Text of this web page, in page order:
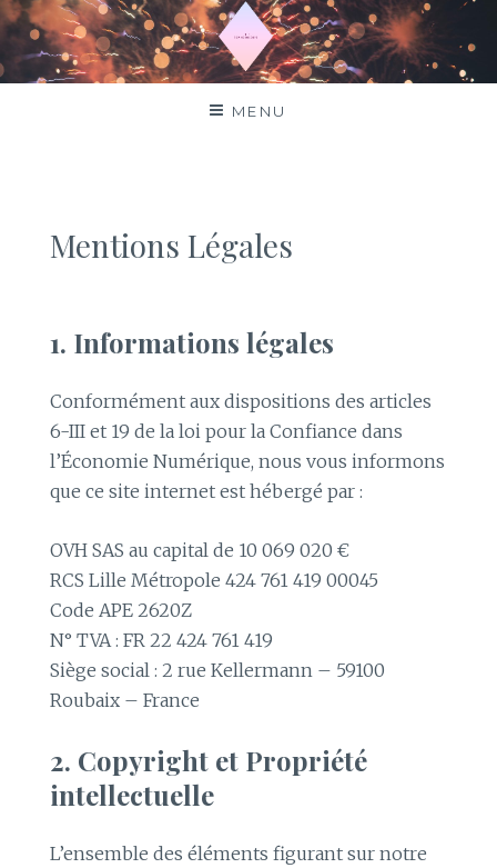
Aller
au
contenu
Top horoscope
MENU
Mentions Légales
1. Informations légales
Conformément aux dispositions des articles
6-III et 19 de la loi pour la Confiance dans
l’Économie Numérique, nous vous informons
que ce site internet est hébergé par :
OVH SAS au capital de 10 069 020 €
RCS Lille Métropole 424 761 419 00045
Code APE 2620Z
N° TVA : FR 22 424 761 419
Siège social : 2 rue Kellermann – 59100
Roubaix – France
2. Copyright et Propriété
intellectuelle
L’ensemble des éléments figurant sur notre